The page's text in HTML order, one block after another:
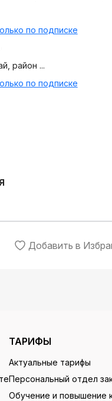
по подписке
район ...
по подписке
Добавить в
ТАРИФЫ
Актуальные тарифы
Персональный отдел
Обучение и повышение